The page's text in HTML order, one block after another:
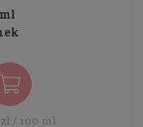
/ 100 ml